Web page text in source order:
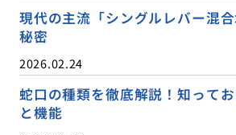
現代の主流「シングルレバー混
秘密
2026.02.24
蛇口の種類を徹底解説！知って
と機能